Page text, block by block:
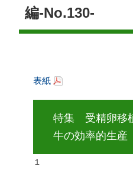
編-No.130-
表紙
特集 受精卵移
牛の効率的生産
１